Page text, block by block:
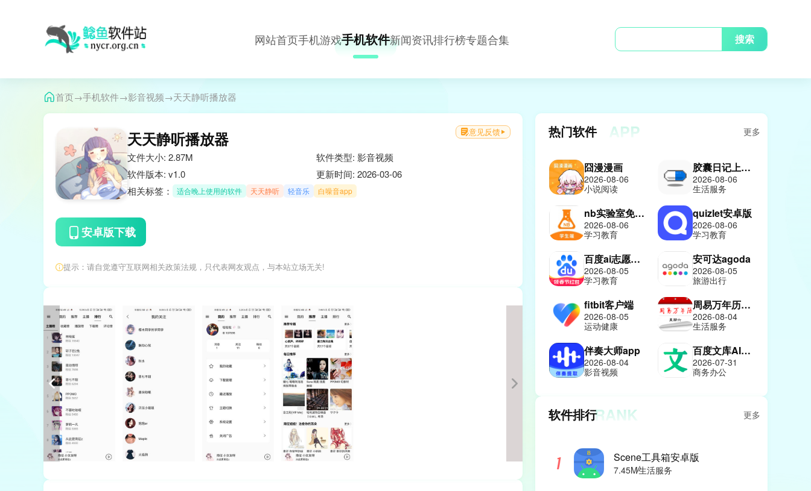
网站首页手机游戏手机软件新闻资讯排行榜专题合集 搜索
首页→手机软件→影音视频→天天静听播放器
意见反馈
天天静听播放器
文件大小: 2.87M
软件类型: 影音视频
软件版本: v1.0
更新时间: 2026-03-06
相关标签：
适合晚上使用的软件 天天静听 轻音乐 白噪音app
安卓版下载
提示：请自觉遵守互联网相关政策法规，只代表网友观点，与本站立场无关!
热门软件 APP 更多
囧漫漫画
2026-08-06
小说阅读
胶囊日记上善版
2026-08-06
生活服务
nb实验室免费版
2026-08-06
学习教育
quizlet安卓版
2026-08-06
学习教育
百度ai志愿报考助手
2026-08-05
学习教育
安可达agoda
2026-08-05
旅游出行
fitbit客户端
2026-08-05
运动健康
周易万年历免费版
2026-08-04
生活服务
伴奏大师app
2026-08-04
影音视频
百度文库AI助手
2026-07-31
商务办公
软件排行RANK 更多
Scene工具箱安卓版
7.45M生活服务